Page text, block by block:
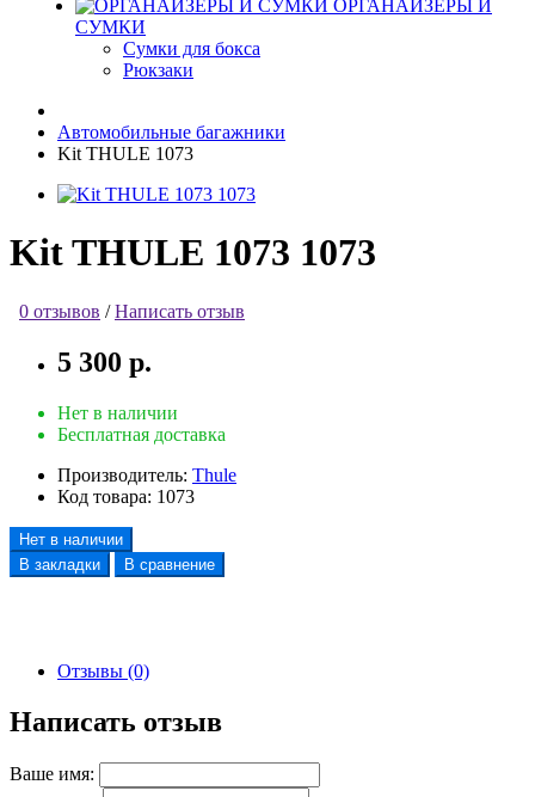
ОРГАНАЙЗЕРЫ И
СУМКИ
Сумки для бокса
Рюкзаки
Автомобильные багажники
Kit THULE 1073
Kit THULE 1073 1073
0 отзывов /Написать отзыв
5 300 р.
Нет в наличии
Бесплатная доставка
Производитель: Thule
Код товара: 1073
Нет в наличии
В закладки
В сравнение
Отзывы (0)
Написать отзыв
Ваше имя: